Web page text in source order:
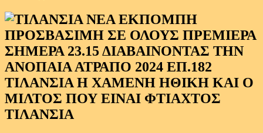
ΤΙΛΑΝΣΙΑ